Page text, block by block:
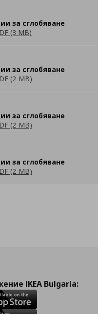
за сглобяване
(3 MB)
за сглобяване
(2 MB)
за сглобяване
(2 MB)
за сглобяване
(2 MB)
IKEA Bulgaria: